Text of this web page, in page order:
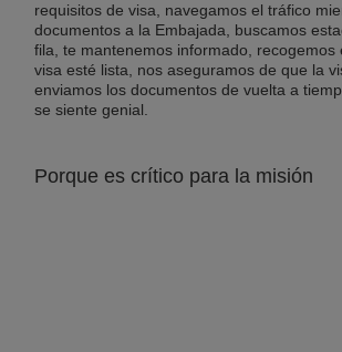
requisitos de visa, navegamos el tráfico
documentos a la Embajada, buscamos
fila, te mantenemos informado, recogemos
visa esté lista, nos aseguramos de que la
enviamos los documentos de vuelta a
se siente genial.
Porque es crítico para la misión